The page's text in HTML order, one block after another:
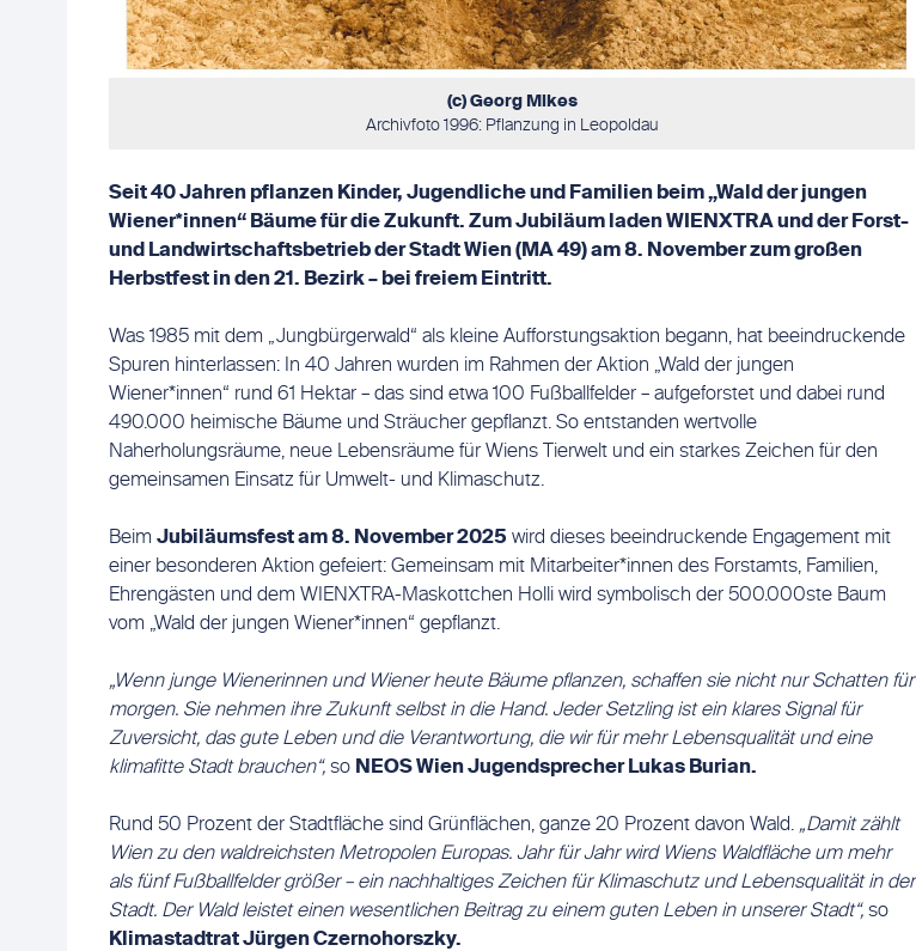
(c) Georg Mikes
Archivfoto 1996: Pflanzung in Leopoldau
Seit 40 Jahren pflanzen Kinder, Jugendliche und Familien beim „Wald der jungen
Wiener*innen“ Bäume für die Zukunft. Zum Jubiläum laden WIENXTRA und der Forst-
und Landwirtschaftsbetrieb der Stadt Wien (MA 49) am 8. November zum großen
Herbstfest in den 21. Bezirk – bei freiem Eintritt.
Was 1985 mit dem „Jungbürgerwald“ als kleine Aufforstungsaktion begann, hat beeindruckende
Spuren hinterlassen: In 40 Jahren wurden im Rahmen der Aktion „Wald der jungen
Wiener*innen“ rund 61 Hektar – das sind etwa 100 Fußballfelder – aufgeforstet und dabei rund
490.000 heimische Bäume und Sträucher gepflanzt. So entstanden wertvolle
Naherholungsräume, neue Lebensräume für Wiens Tierwelt und ein starkes Zeichen für den
gemeinsamen Einsatz für Umwelt- und Klimaschutz.
Beim Jubiläumsfest am 8. November 2025 wird dieses beeindruckende Engagement mit
einer besonderen Aktion gefeiert: Gemeinsam mit Mitarbeiter*innen des Forstamts, Familien,
Ehrengästen und dem WIENXTRA-Maskottchen Holli wird symbolisch der 500.000ste Baum
vom „Wald der jungen Wiener*innen“ gepflanzt.
„Wenn junge Wienerinnen und Wiener heute Bäume pflanzen, schaffen sie nicht nur Schatten für
morgen. Sie nehmen ihre Zukunft selbst in die Hand. Jeder Setzling ist ein klares Signal für
Zuversicht, das gute Leben und die Verantwortung, die wir für mehr Lebensqualität und eine
klimafitte Stadt brauchen“, so NEOS Wien Jugendsprecher Lukas Burian.
Rund 50 Prozent der Stadtfläche sind Grünflächen, ganze 20 Prozent davon Wald. „Damit zählt
Wien zu den waldreichsten Metropolen Europas. Jahr für Jahr wird Wiens Waldfläche um mehr
als fünf Fußballfelder größer – ein nachhaltiges Zeichen für Klimaschutz und Lebensqualität in der
Stadt. Der Wald leistet einen wesentlichen Beitrag zu einem guten Leben in unserer Stadt“, so
Klimastadtrat Jürgen Czernohorszky.